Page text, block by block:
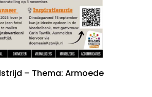
– Thema: Armoede